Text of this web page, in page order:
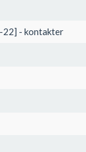
22] - kontakter